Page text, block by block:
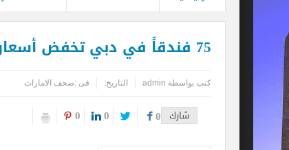
75 فندقاً في دبي تخفض أسعارها 50% خلال مهرجان التسوق
كتب بواسطة admin التاريخ: فى :صحف الامارات
شارك 0
0
0